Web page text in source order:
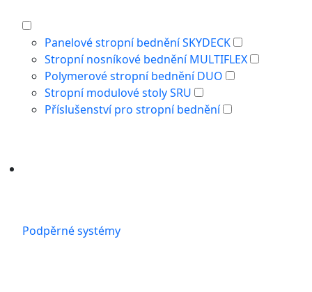
Panelové stropní bednění SKYDECK
Stropní nosníkové bednění MULTIFLEX
Polymerové stropní bednění DUO
Stropní modulové stoly SRU
Příslušenství pro stropní bednění
Podpěrné systémy